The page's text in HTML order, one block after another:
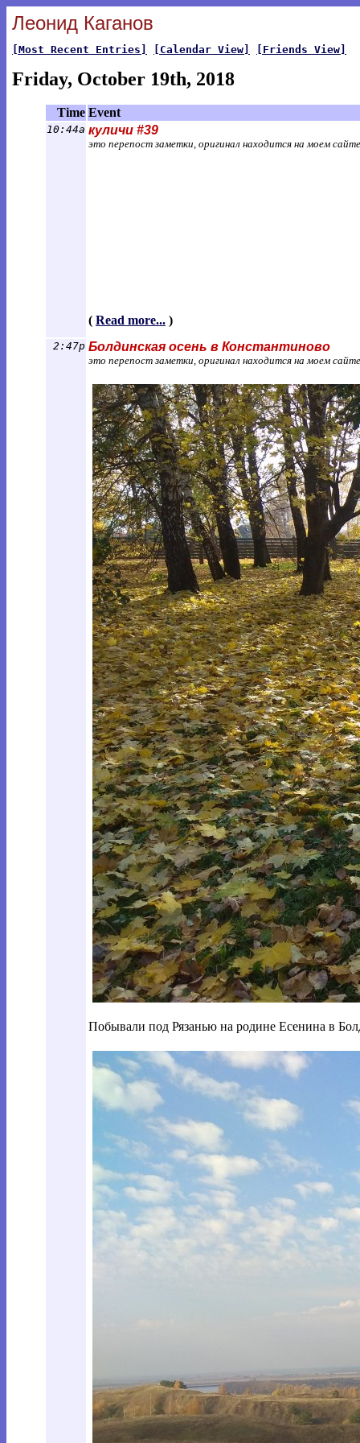
Леонид Каганов
[Most Recent Entries] [Calendar View] [Friends View]
Friday, October 19th, 2018
Time Event
10:44a куличи #39
это перепост заметки, оригинал находится на моем
( Read more... )
2:47p Болдинская осень в Константиново
это перепост заметки, оригинал находится на моем
Побывали под Рязанью на родине Есенина в